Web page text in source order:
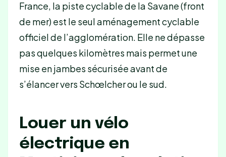
France, la piste cyclable de la Savane (front
de mer) est le seul aménagement cyclable
officiel de l’agglomération. Elle ne dépasse
pas quelques kilomètres mais permet une
mise en jambes sécurisée avant de
s’élancer vers Schœlcher ou le sud.
Louer un vélo
électrique en